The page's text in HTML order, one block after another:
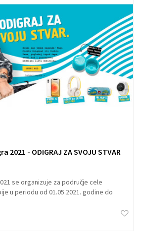
- ODIGRAJ ZA SVOJU STVAR
se organizuje za područje cele
u periodu od 01.05.2021. godine do
x Beats solo pro Wireless NoiscCancelling
Fenix sat 24 x JBL Flip 5 zvučnik Pravo